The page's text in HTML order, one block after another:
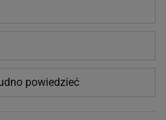
powiedzieć